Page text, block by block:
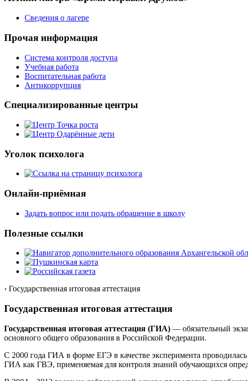
Сведения о лагере
Прочая информация
Система контроля доступа
Учебная работа
Воспитательная работа
Антикоррупция
Специализированные центры
Уголок психолога
Онлайн-приёмная
Задать вопрос или подать обращение в школу
Полезные ссылки
› Государственная итоговая аттестация
Государственная итоговая аттестация
Государственная итоговая аттестация (ГИА) — обязательный
основного общего образования в Российской Федерации.
С 2000 года ГИА в форме ЕГЭ в качестве эксперимента
ГИА как ГВЭ, применяемая для контроля знаний обучающихся